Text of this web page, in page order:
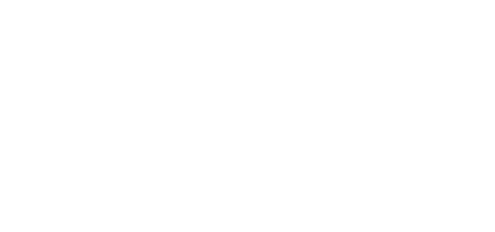
ようお願いしま
にご登録され
社の共同利用者
ムロン制御